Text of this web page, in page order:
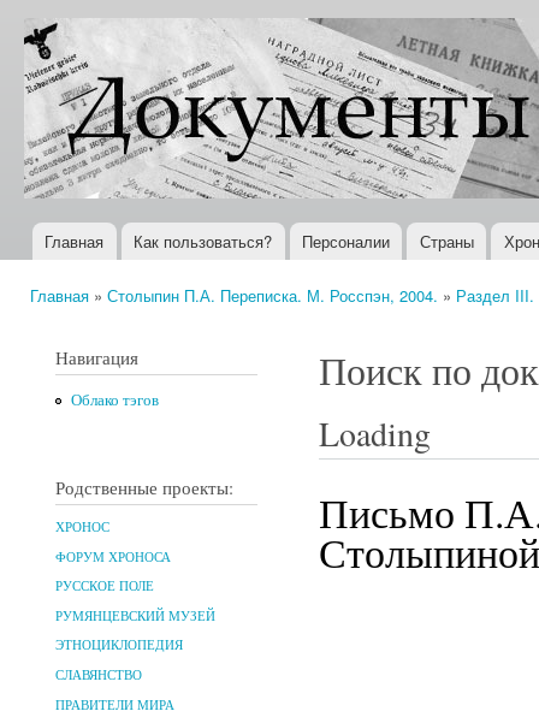
Документы
XX века
Всемирная
история в
Интернете
Главное меню
Главная Как пользоваться? Персоналии Страны
Главная » Столыпин П.А. Переписка. М. Росспэн, 2004. » Раздел
Навигация
Облако тэгов
Родственные проекты:
ХРОНОС
ФОРУМ ХРОНОСА
РУССКОЕ ПОЛЕ
РУМЯНЦЕВСКИЙ МУЗЕЙ
ЭТНОЦИКЛОПЕДИЯ
СЛАВЯНСТВО
ПРАВИТЕЛИ МИРА
Поиск по
Loading
Письмо